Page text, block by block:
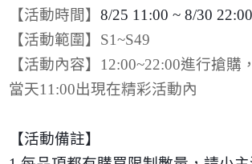
【活動時間】8/25 11:00 ~ 8/30 22:00
【活動範圍】 S1~S49
【活動內容】 12:00~22:00進行搶購
當天11:00出現在精彩活動內
【活動備註】